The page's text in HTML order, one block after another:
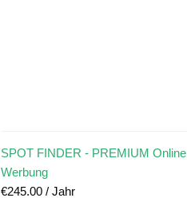
SPOT FINDER - PREMIUM Online
Werbung
€245.00 / Jahr